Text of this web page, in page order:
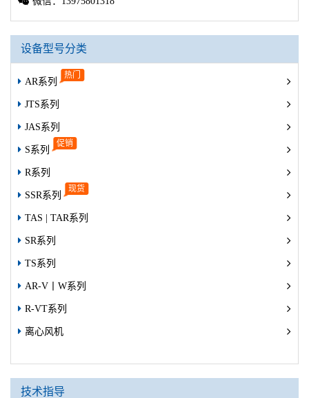
设备型号分类
AR系列
JTS系列
JAS系列
S系列
R系列
SSR系列
TAS | TAR系列
SR系列
TS系列
AR-V丨W系列
R-VT系列
离心风机
技术指导